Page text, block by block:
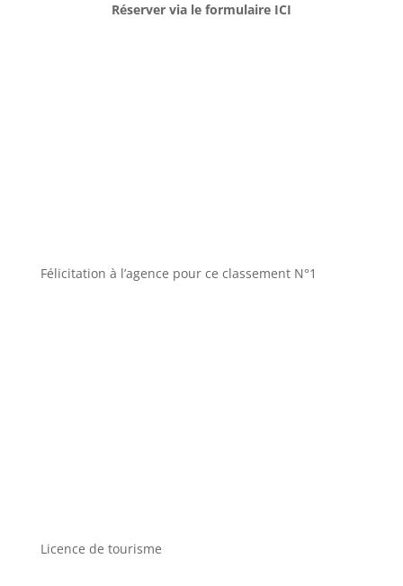
Réserver via le formulaire ICI
Félicitation à l’agence pour ce classement N°1
Licence de tourisme